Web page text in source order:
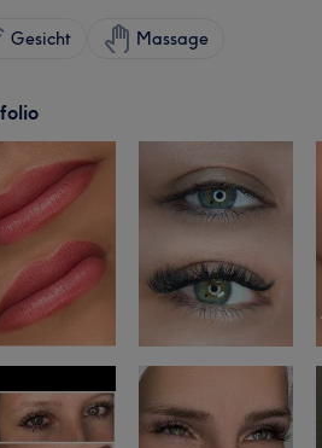
Gesicht Massage